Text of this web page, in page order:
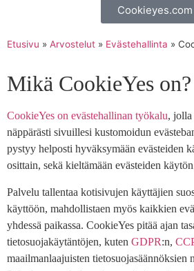
Cookieyes.com
Etusivu » Arvostelut » Evästehallinta »
Mikä CookieYes on?
CookieYes on evästehallinan työkalu, jolla
näppärästi sivuillesi kustomoidun
pystyy helposti hyväksymään evästeiden
osittain, sekä kieltämään evästeiden
Palvelu tallentaa kotisivujen käyttäjien
käyttöön, mahdollistaen myös kaikkien
yhdessä paikassa. CookieYes pitää ajan
tietosuojakäytäntöjen, kuten GDPR:n,
maailmanlaajuisten tietosuojasäännöksien